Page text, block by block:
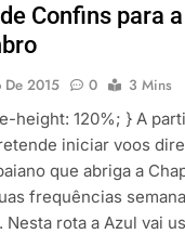
Confins para
De 2015 0
3 Mins
height: 120%; } A
iniciar voos
que abriga a
frequências
rota a Azul vai